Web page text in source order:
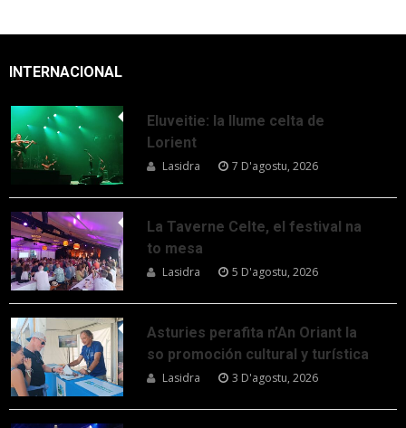
INTERNACIONAL
Eluveitie: la llume celta de
Lorient
Lasidra 7 D'agostu, 2026
La Taverne Celte, el festival na
to mesa
Lasidra 5 D'agostu, 2026
Asturies perafita n’An Oriant la
so promoción cultural y turística
Lasidra 3 D'agostu, 2026